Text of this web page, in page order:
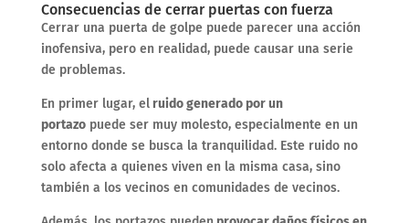
Consecuencias de cerrar puertas con fuerza
Cerrar una puerta de golpe puede parecer una acción
inofensiva, pero en realidad, puede causar una serie
de problemas.
En primer lugar, elruido generado por un
portazopuede ser muy molesto, especialmente en un
entorno donde se busca la tranquilidad. Este ruido no
solo afecta a quienes viven en la misma casa, sino
también a los vecinos en comunidades de vecinos.